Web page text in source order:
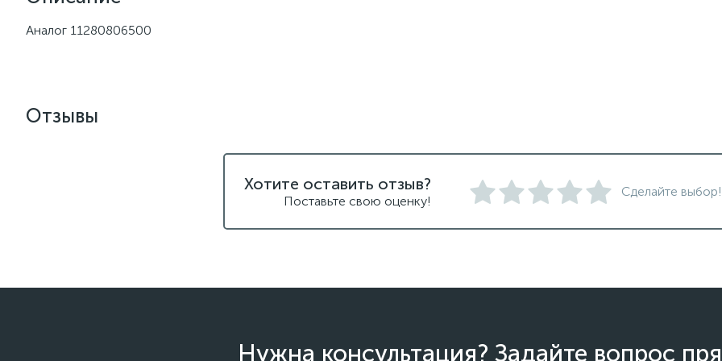
Аналог 11280806500
Отзывы
Хотите оставить отзыв?
Поставьте свою оценку!
Сделайте выбор!
Нужна консультация? Задайте вопрос